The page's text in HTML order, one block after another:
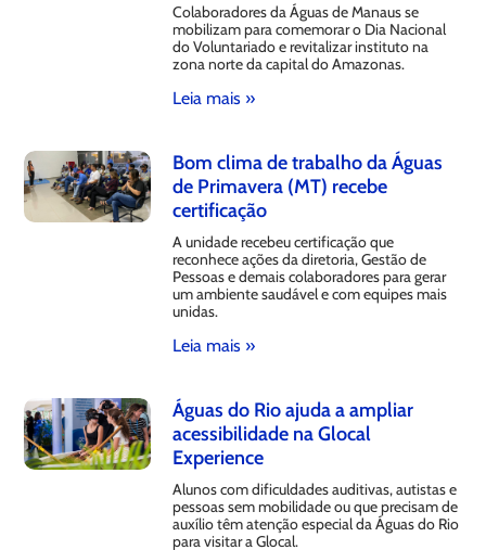
Colaboradores da Águas de Manaus se
mobilizam para comemorar o Dia Nacional
do Voluntariado e revitalizar instituto na
zona norte da capital do Amazonas.
Leia mais »
Bom clima de trabalho da Águas
de Primavera (MT) recebe
certificação
A unidade recebeu certificação que
reconhece ações da diretoria, Gestão de
Pessoas e demais colaboradores para gerar
um ambiente saudável e com equipes mais
unidas.
Leia mais »
Águas do Rio ajuda a ampliar
acessibilidade na Glocal
Experience
Alunos com dificuldades auditivas, autistas e
pessoas sem mobilidade ou que precisam de
auxílio têm atenção especial da Águas do Rio
para visitar a Glocal.